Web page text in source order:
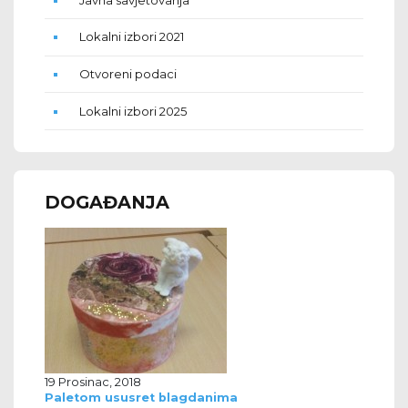
Lokalni izbori 2021
Otvoreni podaci
Lokalni izbori 2025
DOGAĐANJA
19 Prosinac, 2018
Paletom ususret blagdanima